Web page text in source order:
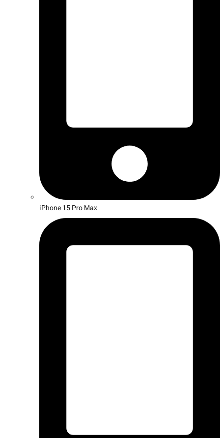
iPhone 15 Pro Max